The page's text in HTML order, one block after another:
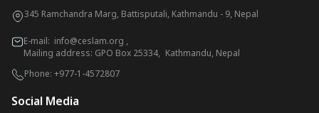
345 Ramchandra Marg, Battisputali, Kathmandu - 9, Nepal
E-mail: info@ceslam.org ,
Mailing address: GPO Box 25334, Kathmandu, Nepal
Phone: +977-1-4572807
Social Media